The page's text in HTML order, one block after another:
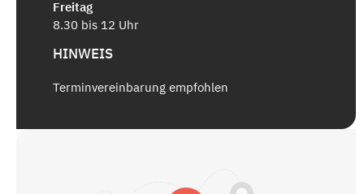
Freitag
8.30 bis 12 Uhr
HINWEIS
Terminvereinbarung empfohlen